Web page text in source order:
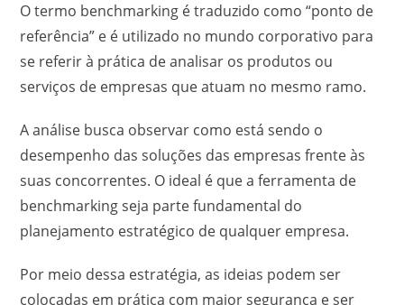
O termo benchmarking é traduzido como “ponto de
referência” e é utilizado no mundo corporativo para
se referir à prática de analisar os produtos ou
serviços de empresas que atuam no mesmo ramo.
A análise busca observar como está sendo o
desempenho das soluções das empresas frente às
suas concorrentes. O ideal é que a ferramenta de
benchmarking seja parte fundamental do
planejamento estratégico de qualquer empresa.
Por meio dessa estratégia, as ideias podem ser
colocadas em prática com maior segurança e ser